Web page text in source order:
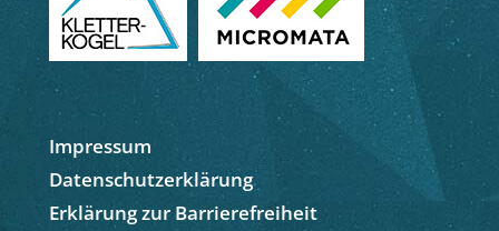
Impressum
Datenschutzerklärung
Erklärung zur Barrierefreiheit